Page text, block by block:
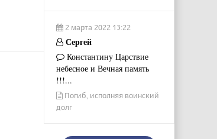
2 марта 2022 13:22
Сергей
Константину Царствие
небесное и Вечная память
!!!...
Погиб, исполняя воинский
долг